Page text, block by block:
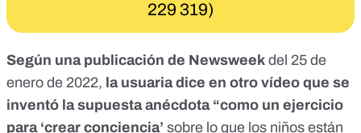
229 319)
Según una publicación de Newsweek del 25 de
enero de 2022, la usuaria dice en otro vídeo que se
inventó la supuesta anécdota “como un ejercicio
para ‘crear conciencia’ sobre lo que los niños están